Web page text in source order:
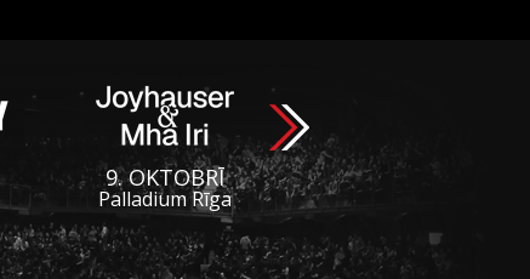
9. OKTOBRĪ
Palladium Rīga